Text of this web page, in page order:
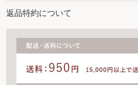
返品特約について